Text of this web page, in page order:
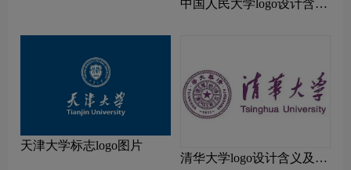
中国人民大学logo设计含义
天津大学标志logo图片
清华大学logo设计含义及设